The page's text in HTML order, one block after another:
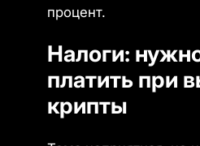
процент.
Налоги:
платить при
крипты